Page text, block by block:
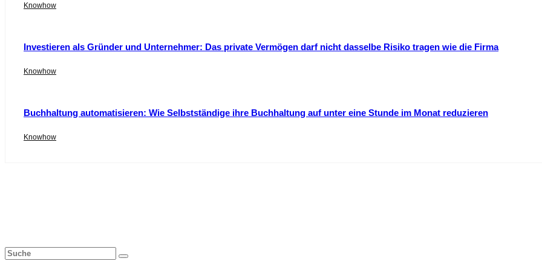
Knowhow
Investieren als Gründer und Unternehmer: Das private Vermögen darf nicht dasselbe Risiko tragen wie die Firma
Knowhow
Buchhaltung automatisieren: Wie Selbstständige ihre Buchhaltung auf unter eine Stunde im Monat reduzieren
Knowhow